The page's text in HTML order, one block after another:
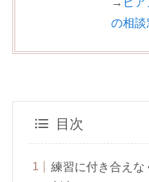
の相談
目次
練習に付き合えな